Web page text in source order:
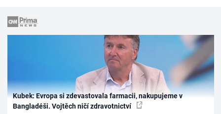
Kubek: Evropa si zdevastovala farmacii, nakupujeme v
Bangladéši. Vojtěch ničí zdravotnictví